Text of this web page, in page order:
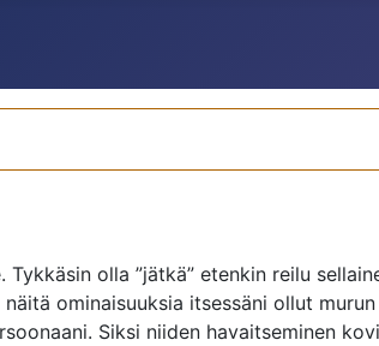
olla ”jätkä” etenkin reilu
ominaisuuksia itsessäni ollut
Siksi niiden havaitseminen